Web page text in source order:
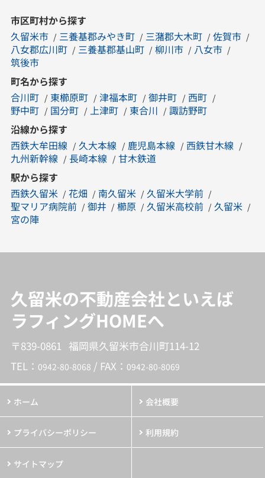
市区町村から探す
久留米市
三養基郡みやき町 三潴郡大木町
佐賀市
八女郡広川町
三養基郡基山町 柳川市
八女市
筑後市
町名から探す
合川町
東櫛原町 津福本町 御井町
西町
野中町
国分町 上津町 東合川
諏訪野町
沿線から探す
西鉄大牟田線
久大本線 鹿児島本線
西鉄甘木線
九州新幹線
長崎本線
甘木鉄道
駅から探す
西鉄久留米
花畑 南久留米
久留米大学前
聖マリア病院前
御井 櫛原 久留米高校前
久留米
宮の陣
久留米の不動産会社といえば
ラフィングHOMEへ
〒839-0861 福岡県久留米市合川町114-12
TEL： 0942-80-8068 / FAX： 0942-80-8069
ホーム 会社概要
プライバシーポリシー 利用規約
サイトマップ